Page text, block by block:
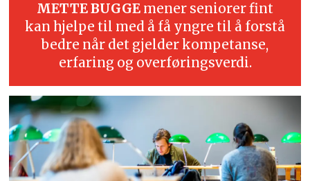
METTE BUGGE mener seniorer fint
kan hjelpe til med å få yngre til å forstå
bedre når det gjelder kompetanse,
erfaring og overføringsverdi.